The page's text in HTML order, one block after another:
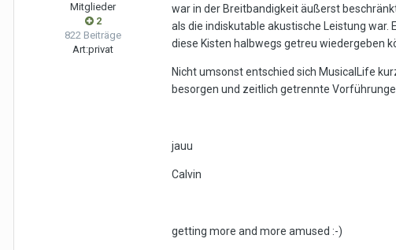
Mitglieder
2
822 Beiträge
Art:privat
war in der Breitbandigkeit äußerst
als die indiskutable akustische Leistung war.
diese Kisten halbwegs getreu wiedergeben
Nicht umsonst entschied sich MusicalLife
besorgen und zeitlich getrennte
jauu
Calvin
getting more and more amused :-)